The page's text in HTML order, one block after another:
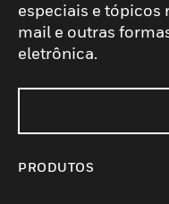
especiais e tópicos
mail e outras
eletrônica.
PRODUTOS